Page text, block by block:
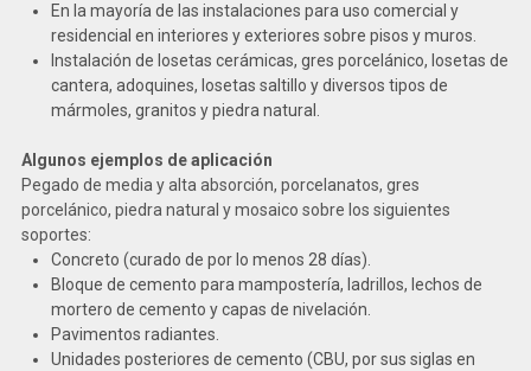
En la mayoría de las instalaciones para uso comercial y
residencial en interiores y exteriores sobre pisos y muros.
Instalación de losetas cerámicas, gres porcelánico, losetas de
cantera, adoquines, losetas saltillo y diversos tipos de
mármoles, granitos y piedra natural.
Algunos ejemplos de aplicación
Pegado de media y alta absorción, porcelanatos, gres
porcelánico, piedra natural y mosaico sobre los siguientes
soportes:
Concreto (curado de por lo menos 28 días).
Bloque de cemento para mampostería, ladrillos, lechos de
mortero de cemento y capas de nivelación.
Pavimentos radiantes.
Unidades posteriores de cemento (CBU, por sus siglas en